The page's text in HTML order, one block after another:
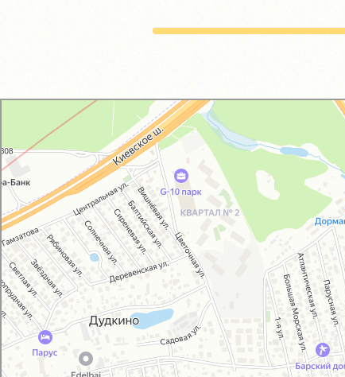
GM-City&VAG-Repair
Автосервис, автотехцентр в Москве
Магазин автозапчастей и автотоваров в Москве